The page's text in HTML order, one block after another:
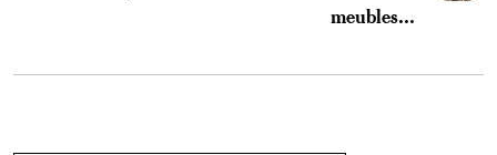
meubles...